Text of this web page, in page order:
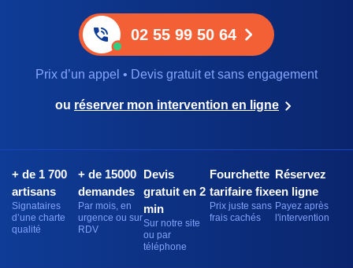
02 55 99 50 64
Prix d’un appel • Devis gratuit et sans engagement
ou réserver mon intervention en ligne
+ de 1 700
artisans
Signataires
d’une charte
qualité
+ de 15000
demandes
Par mois, en
urgence ou sur
RDV
Devis
gratuit en 2
min
Sur notre site
ou par
téléphone
Fourchette
tarifaire fixe
Prix juste sans
frais cachés
Réservez
en ligne
Payez après
l'intervention